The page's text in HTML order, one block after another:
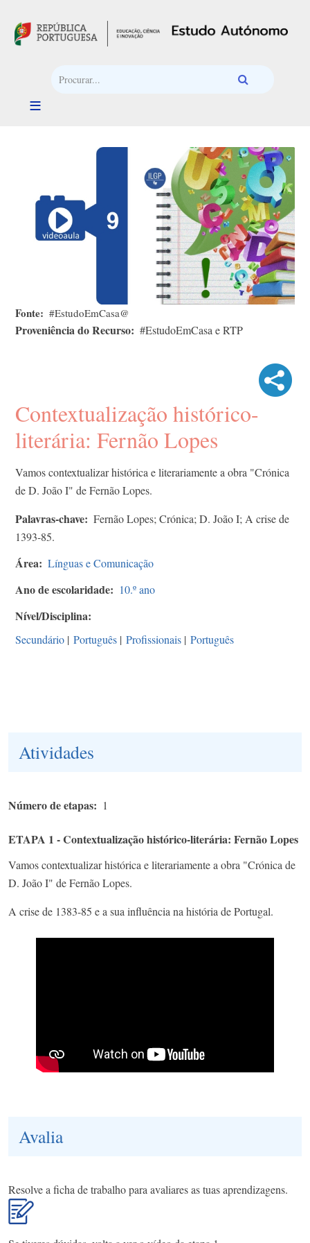
Fonte #EstudoEmCasa@
Proveniência do Recurso #EstudoEmCasa e RTP
Contextualização histórico-
literária: Fernão Lopes
Vamos contextualizar histórica e literariamente a obra "Crónica
de D. João I" de Fernão Lopes.
Palavras-chave
Fernão Lopes; Crónica; D. João I; A crise de
1393-85.
Área Línguas e Comunicação
Ano de escolaridade 10.º ano
Nível/Disciplina
Secundário | Português | Profissionais | Português
Atividades
Número de etapas 1
ETAPA 1 - Contextualização histórico-literária: Fernão Lopes
Vamos contextualizar histórica e literariamente a obra "Crónica de
D. João I" de Fernão Lopes.
A crise de 1383-85 e a sua influência na história de Portugal.
Avalia
Resolve a ficha de trabalho para avaliares as tuas aprendizagens.